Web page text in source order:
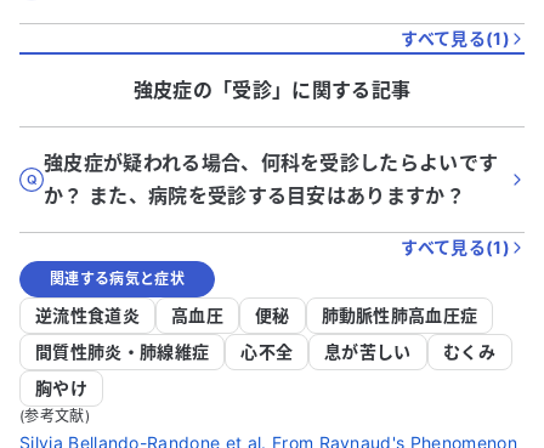
すべて見る(1)
強皮症の「受診」に関する記事
強皮症が疑われる場合、何科を受診したらよいです
か？ また、病院を受診する目安はありますか？
すべて見る(1)
関連する病気と症状
逆流性食道炎 高血圧 便秘
肺動脈性肺高血圧症
間質性肺炎・肺線維症
心不全 息が苦しい
むくみ
胸やけ
(参考文献)
Silvia Bellando-Randone et al. From Raynaud's Phenomenon